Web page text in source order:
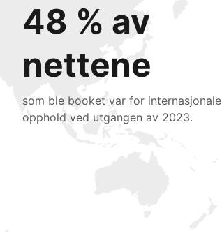
48 % av
nettene
som ble booket var for internasjonale
opphold ved utgangen av 2023.